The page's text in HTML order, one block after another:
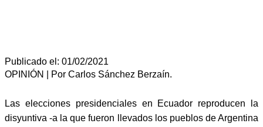
Publicado el: 01/02/2021
OPINIÓN | Por Carlos Sánchez Berzaín.
Las elecciones presidenciales en Ecuador reproducen la
disyuntiva -a la que fueron llevados los pueblos de Argentina